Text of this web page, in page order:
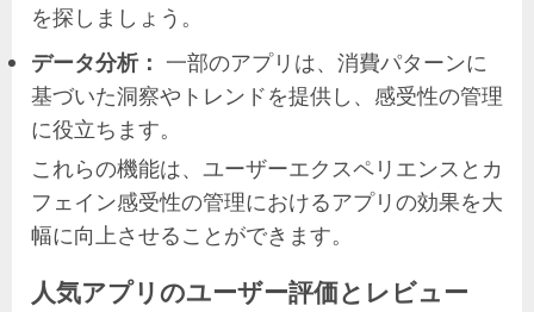
を探しましょう。
データ分析： 一部のアプリは、消費パターンに
基づいた洞察やトレンドを提供し、感受性の管理
に役立ちます。
これらの機能は、ユーザーエクスペリエンスとカ
フェイン感受性の管理におけるアプリの効果を大
幅に向上させることができます。
人気アプリのユーザー評価とレビュー